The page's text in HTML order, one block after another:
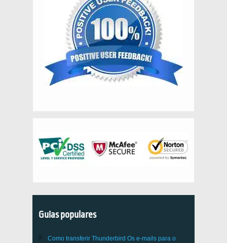
Guias populares
Como transferir Thunderbird Os e-mails para o